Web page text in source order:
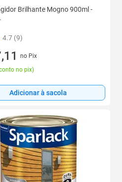
Brilhante Mogno 900ml -
4.7 (9)
no Pix
no pix)
Adicionar à sacola